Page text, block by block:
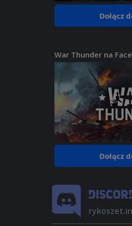
Dołącz
War Thunder na
Dołącz